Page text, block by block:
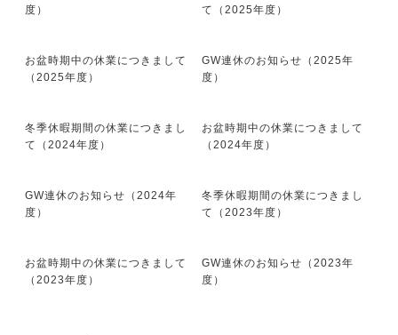
度）
て（2025年度）
お盆時期中の休業につきまして
（2025年度）
GW連休のお知らせ（2025年
度）
冬季休暇期間の休業につきまし
て（2024年度）
お盆時期中の休業につきまして
（2024年度）
GW連休のお知らせ（2024年
度）
冬季休暇期間の休業につきまし
て（2023年度）
お盆時期中の休業につきまして
（2023年度）
GW連休のお知らせ（2023年
度）